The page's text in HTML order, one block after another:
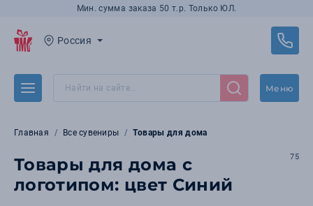
Мин. сумма заказа 50 т.р. Только ЮЛ.
Россия
Меню
Главная Все сувениры Товары для дома
Товары для дома с
логотипом: цвет Синий
75